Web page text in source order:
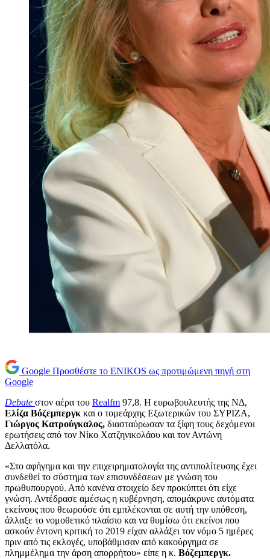
Google Προσθέστε το ENIKOS ως προτιμώμενη πηγή στη
Google
Debate στον αέρα του Realfm 97,8. Η ευρωβουλευτής της ΝΔ,
Ελίζα Βόζεμπεργκ και ο τομεάρχης Εξωτερικών του ΣΥΡΙΖΑ,
Γιώργος Κατρούγκαλος, διασταύρωσαν τα ξίφη τους δεχόμενοι
ερωτήσεις από τον Νίκο Χατζηνικολάου και τον Αντώνη
Δελλατόλα.
«Στο αφήγημα και την επιχειρηματολογία της αντιπολίτευσης έχει
συνδεθεί το σύστημα των επισυνδέσεων με γνώση του
πρωθυπουργού. Από κανένα στοιχείο δεν προκύπτει ότι είχε
γνώση. Αντέδρασε αμέσως η κυβέρνηση, απομάκρυνε αυτόματα
εκείνους που θεωρούσε ότι εμπλέκονται σε αυτή την υπόθεση,
άλλαξε το νομοθετικό πλαίσιο και να θυμίσω ότι εκείνοι που
ασκούν έντονη κριτική το 2019 είχαν αλλάξει τον νόμο 5 ημέρες
πριν από τις εκλογές, υποβάθμισαν από κακούργημα σε
πλημμέλημα την άρση απορρήτου» είπε η κ. Βόζεμπεργκ.